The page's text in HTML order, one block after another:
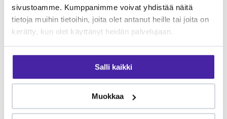
sivustoamme. Kumppanimme voivat yhdistää näitä
tietoja muihin tietoihin, joita olet antanut heille tai joita on
kerätty, kun olet käyttänyt heidän palvelujaan.
Salli kaikki
Muokkaa